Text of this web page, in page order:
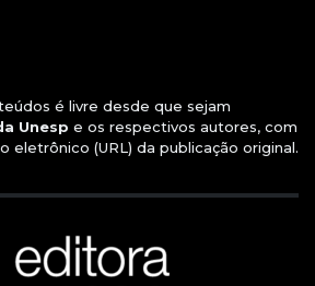
é livre desde que sejam
Unesp e os respectivos autores, com
eletrônico (URL) da publicação original.